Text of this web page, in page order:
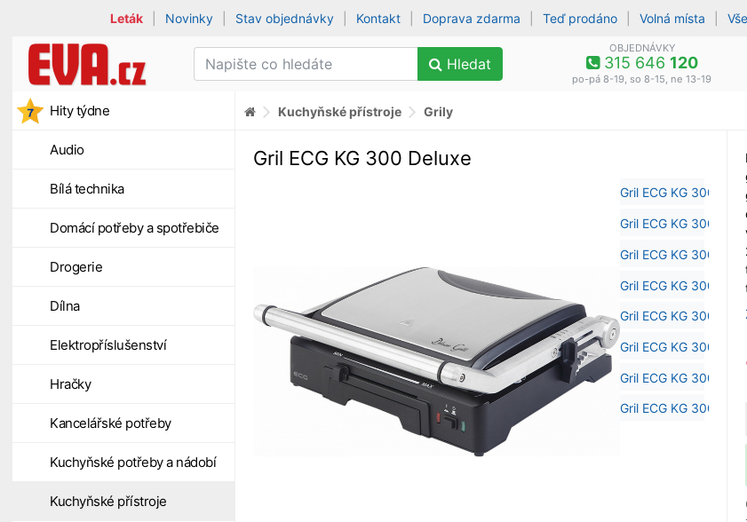
Leták Novinky Stav objednávky Kontakt Doprava zdarma Teď prodáno Volná místa
Hledat
OBJEDNÁVKY
315 646 120
po-pá 8-19, so 8-15, ne 13-19
Hity týdne
Audio
Bílá technika
Domácí potřeby a spotřebiče
Drogerie
Dílna
Elektropříslušenství
Hračky
Kancelářské potřeby
Kuchyňské potřeby a nádobí
Kuchyňské přístroje
Kuchyňské přístroje Grily
Gril ECG KG 300 Deluxe